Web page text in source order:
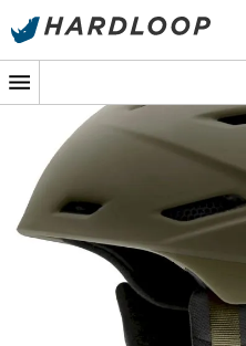
Zomeraanbiedingen 🔥 -5%
skihelmheeft 14
vochtregulatie met de
dan "gewoon een helm"!
Lichte In-Mold
Aerocore™
14 luchtinlaten
MIPS-systeem
Dial Fit System (DFS2)
Snapfit SL2 oorkussens